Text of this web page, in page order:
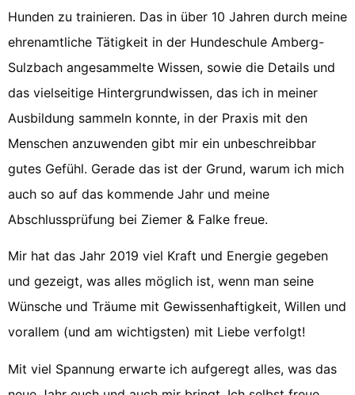
Hunden zu trainieren. Das in über 10 Jahren durch meine
ehrenamtliche Tätigkeit in der Hundeschule Amberg-
Sulzbach angesammelte Wissen, sowie die Details und
das vielseitige Hintergrundwissen, das ich in meiner
Ausbildung sammeln konnte, in der Praxis mit den
Menschen anzuwenden gibt mir ein unbeschreibbar
gutes Gefühl. Gerade das ist der Grund, warum ich mich
auch so auf das kommende Jahr und meine
Abschlussprüfung bei Ziemer & Falke freue.
Mir hat das Jahr 2019 viel Kraft und Energie gegeben
und gezeigt, was alles möglich ist, wenn man seine
Wünsche und Träume mit Gewissenhaftigkeit, Willen und
vorallem (und am wichtigsten) mit Liebe verfolgt!
Mit viel Spannung erwarte ich aufgeregt alles, was das